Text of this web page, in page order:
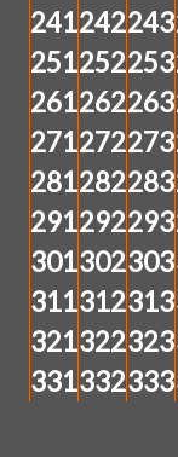
241242243
251252253
261262263
271272273
281282283
291292293
301302303
311312313
321322323
331332333